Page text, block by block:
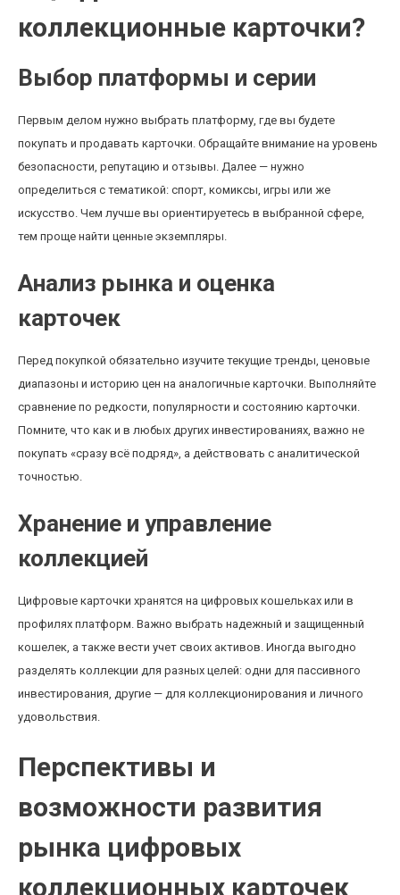
коллекционные карточки?
Выбор платформы и серии
Первым делом нужно выбрать платформу, где вы будете
покупать и продавать карточки. Обращайте внимание на уровень
безопасности, репутацию и отзывы. Далее — нужно
определиться с тематикой: спорт, комиксы, игры или же
искусство. Чем лучше вы ориентируетесь в выбранной сфере,
тем проще найти ценные экземпляры.
Анализ рынка и оценка
карточек
Перед покупкой обязательно изучите текущие тренды, ценовые
диапазоны и историю цен на аналогичные карточки. Выполняйте
сравнение по редкости, популярности и состоянию карточки.
Помните, что как и в любых других инвестированиях, важно не
покупать «сразу всё подряд», а действовать с аналитической
точностью.
Хранение и управление
коллекцией
Цифровые карточки хранятся на цифровых кошельках или в
профилях платформ. Важно выбрать надежный и защищенный
кошелек, а также вести учет своих активов. Иногда выгодно
разделять коллекции для разных целей: одни для пассивного
инвестирования, другие — для коллекционирования и личного
удовольствия.
Перспективы и
возможности развития
рынка цифровых
коллекционных карточек